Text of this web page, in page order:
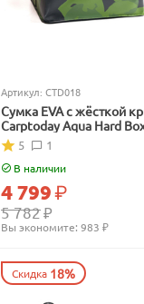
Артикул: CTD018
Сумка EVA с жёсткой
Carptoday Aqua Hard
1
5
В наличии
5 782₽
4 799₽
Вы экономите: 983 ₽
Скидка 18%